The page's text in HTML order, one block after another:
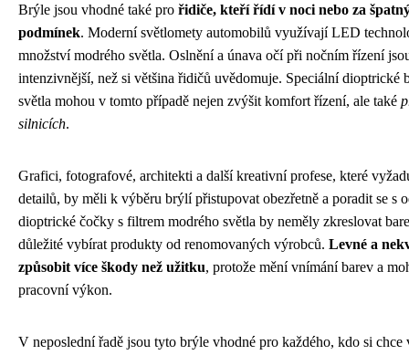
Brýle jsou vhodné také pro řidiče, kteří řídí v noci nebo za
podmínek. Moderní světlomety automobilů využívají LED
množství modrého světla. Oslnění a únava očí při nočním řízení
intenzivnější, než si většina řidičů uvědomuje. Speciální dioptrické
světla mohou v tomto případě nejen zvýšit komfort řízení, ale také
silnicích.
Grafici, fotografové, architekti a další kreativní profese, které
detailů, by měli k výběru brýlí přistupovat obezřetně a poradit se s
dioptrické čočky s filtrem modrého světla by neměly zkreslovat
důležité vybírat produkty od renomovaných výrobců. Levné a
způsobit více škody než užitku, protože mění vnímání barev a
pracovní výkon.
V neposlední řadě jsou tyto brýle vhodné pro každého, kdo si chce